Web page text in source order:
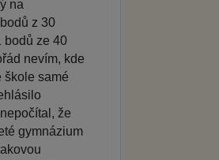
na
z 30
bodů ze 40
nevím, kde
škole samé
že
gymnázium